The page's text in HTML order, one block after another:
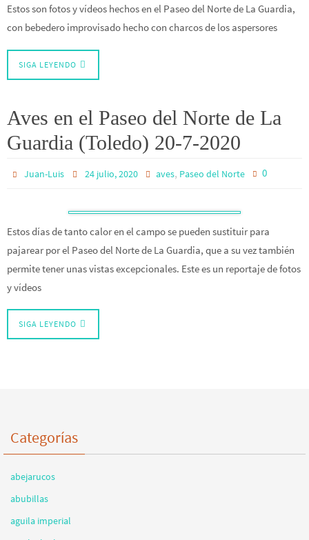
Estos son fotos y vídeos hechos en el Paseo del Norte de La Guardia,
con bebedero improvisado hecho con charcos de los aspersores
SIGA LEYENDO
Aves en el Paseo del Norte de La
Guardia (Toledo) 20-7-2020
Juan-Luis 24 julio, 2020 aves, Paseo del Norte 0
Estos días de tanto calor en el campo se pueden sustituir para
pajarear por el Paseo del Norte de La Guardia, que a su vez también
permite tener unas vistas excepcionales. Este es un reportaje de fotos
y vídeos
SIGA LEYENDO
Categorías
abejarucos
abubillas
aguila imperial